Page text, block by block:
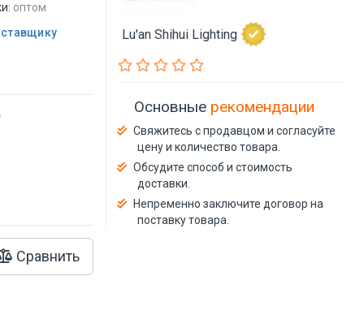
оптом
Сравнить
Lu'an Shihui Lighting
Основные рекомендации
Свяжитесь с продавцом и согласуйте
цену и количество товара.
Обсудите способ и стоимость
доставки.
Непременно заключите договор на
поставку товара.